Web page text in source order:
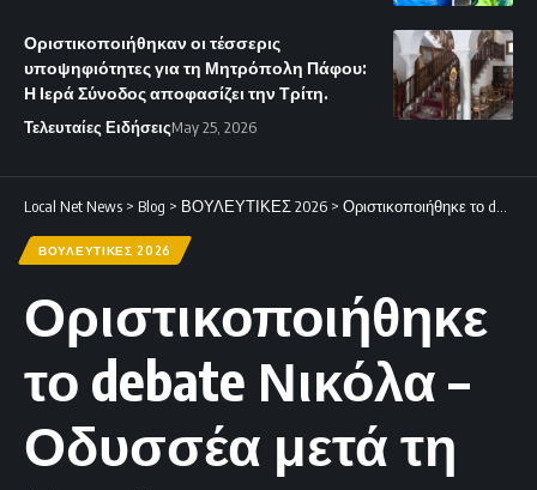
Οριστικοποιήθηκαν οι τέσσερις
υποψηφιότητες για τη Μητρόπολη Πάφου:
Η Ιερά Σύνοδος αποφασίζει την Τρίτη.
Τελευταίες ΕιδήσειςMay 25, 2026
Local Net News > Blog > ΒΟΥΛΕΥΤΙΚΕΣ 2026 > Οριστικοποιήθηκε το debate Νικόλα – Οδυσσέα μετά τη δημόσια αντιπαράθεσή τους στο Χ
ΒΟΥΛΕΥΤΙΚΕΣ 2026
Οριστικοποιήθηκε
το debate Νικόλα –
Οδυσσέα μετά τη